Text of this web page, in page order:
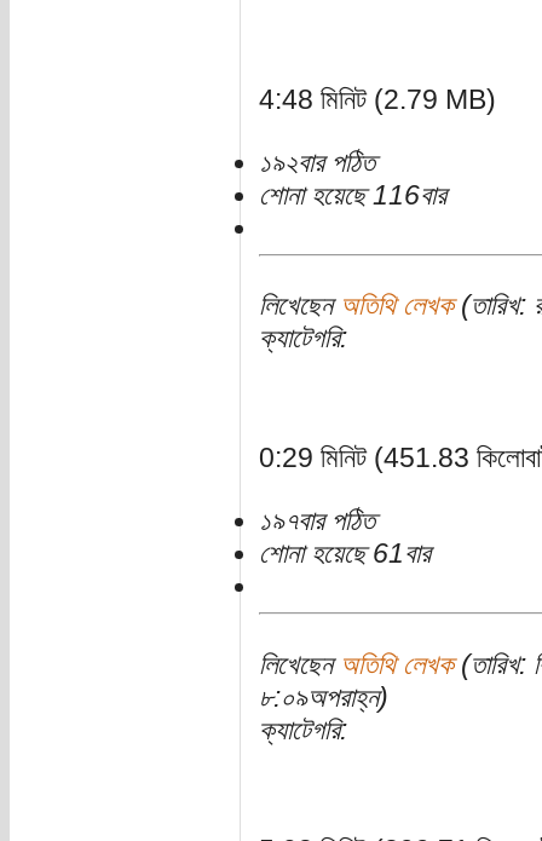
4:48 মিনিট (2.79 MB)
১৯২বার পঠিত
শোনা হয়েছে 116বার
লিখেছেন অতিথি লেখক(তারিখ:
ক্যাটেগরি:
0:29 মিনিট (451.83
১৯৭বার পঠিত
শোনা হয়েছে 61বার
লিখেছেন অতিথি লেখক(তারিখ:
৮:০৯অপরাহ্ন)
ক্যাটেগরি: